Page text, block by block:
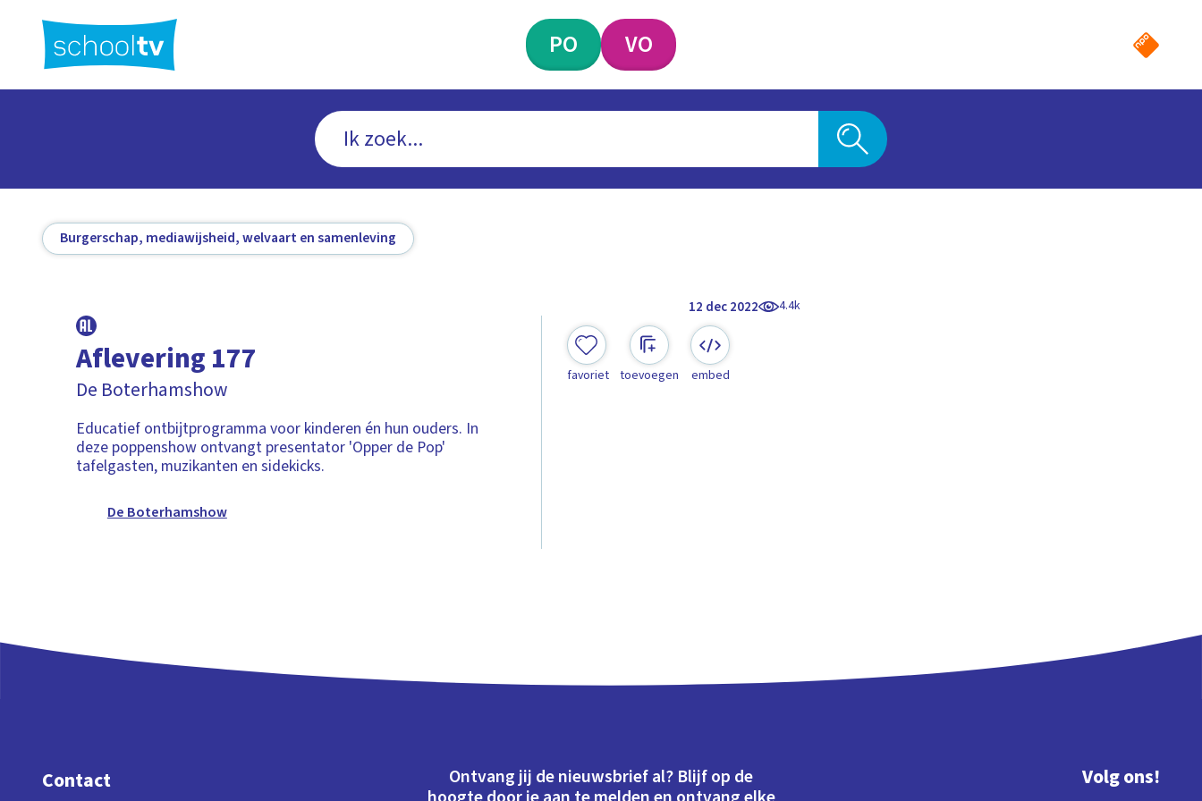
hoofdinhoud
PO VO
Burgerschap, mediawijsheid, welvaart en samenleving
12 dec 2022 4.4k
Aflevering 177
De Boterhamshow
Educatief ontbijtprogramma voor kinderen én hun ouders. In
deze poppenshow ontvangt presentator 'Opper de Pop'
tafelgasten, muzikanten en sidekicks.
De Boterhamshow
favoriet toevoegen embed
Contact
Ontvang jij de nieuwsbrief al? Blijf op de
Volg ons!